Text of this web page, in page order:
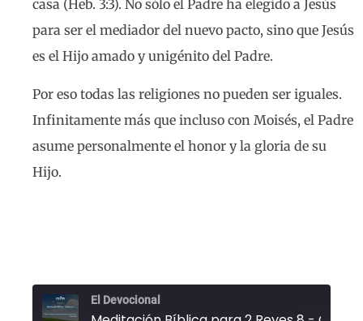
casa (Heb. 3:3). No sólo el Padre ha elegido a Jesús
para ser el mediador del nuevo pacto, sino que Jesús
es el Hijo amado y unigénito del Padre.
Por eso todas las religiones no pueden ser iguales.
Infinitamente más que incluso con Moisés, el Padre
asume personalmente el honor y la gloria de su
Hijo.
El Devocional